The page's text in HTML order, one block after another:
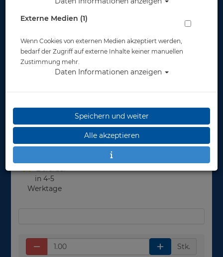
Suunto Tasche für Armbandcomputer
Artikelnr.: su-ss011736000
Herstellerpreis: 19,00 €
19,00 €*
Lieferbar
in 4-5
Werktage
Stk.
Externe Medien (1)
Wenn Cookies von externen Medien akzeptiert werden,
bedarf der Zugriff auf externe Inhalte keiner manuellen
Zustimmung mehr.
Daten Informationen anzeigen
Speichern und weiter
Alle akzeptieren